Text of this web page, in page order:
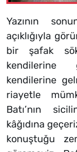
Yazının
açıklığıyla
bir şafak
kendilerine
kendilerine
riayetle
Batı’nın
kâğıdına
konuştuğu